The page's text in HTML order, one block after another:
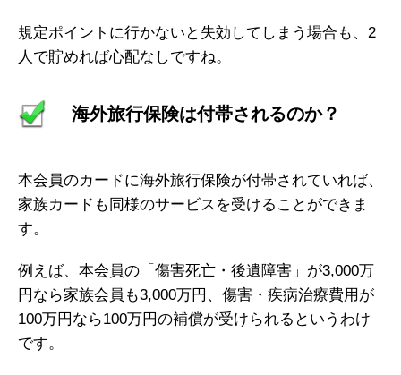
規定ポイントに行かないと失効してしまう場合も、2
人で貯めれば心配なしですね。
海外旅行保険は付帯されるのか？
本会員のカードに海外旅行保険が付帯されていれば、
家族カードも同様のサービスを受けることができま
す。
例えば、本会員の「傷害死亡・後遺障害」が3,000万
円なら家族会員も3,000万円、傷害・疾病治療費用が
100万円なら100万円の補償が受けられるというわけ
です。